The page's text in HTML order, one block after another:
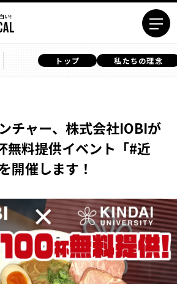
す
宮城エリア
山形エリア
茨城エリア
群馬エリア
千葉エリア
多摩エリア
新潟エリア
石川エリア
山梨エリア
トップ 私たちの理念
チャー、株式会社IOBIが
無料提供イベント「#近
開催します！